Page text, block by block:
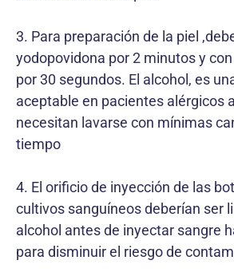
3. Para preparación de la piel
yodopovidona por 2 minutos y
por 30 segundos. El alcohol, es
aceptable en pacientes alérgicos
necesitan lavarse con mínimas
tiempo
4. El orificio de inyección de las
cultivos sanguíneos deberían ser
alcohol antes de inyectar sangre
para disminuir el riesgo de